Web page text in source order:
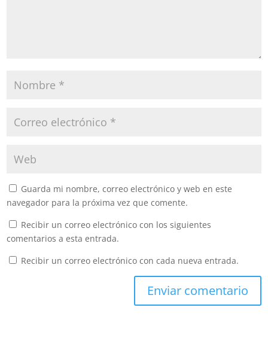
Guarda mi nombre, correo electrónico y web en este
navegador para la próxima vez que comente.
Recibir un correo electrónico con los siguientes
comentarios a esta entrada.
Recibir un correo electrónico con cada nueva entrada.